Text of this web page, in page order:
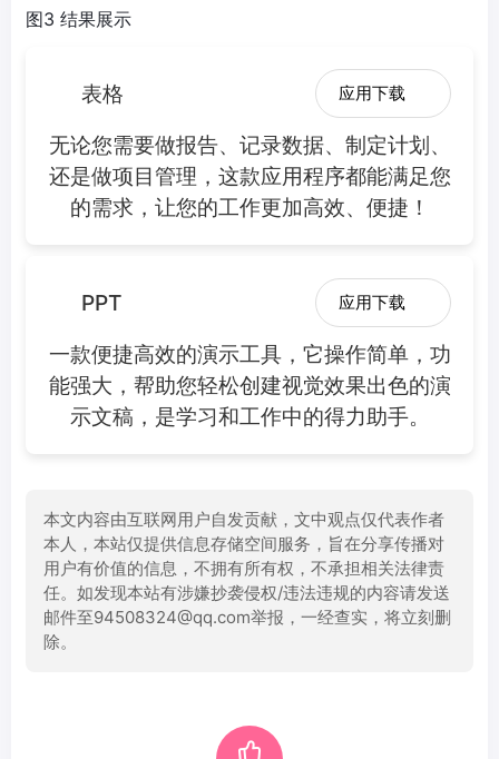
图3 结果展示
表格 应用下载
无论您需要做报告、记录数据、制定计划、
还是做项目管理，这款应用程序都能满足您
的需求，让您的工作更加高效、便捷！
PPT 应用下载
一款便捷高效的演示工具，它操作简单，功
能强大，帮助您轻松创建视觉效果出色的演
示文稿，是学习和工作中的得力助手。
本文内容由互联网用户自发贡献，文中观点仅代表作者
本人，本站仅提供信息存储空间服务，旨在分享传播对
用户有价值的信息，不拥有所有权，不承担相关法律责
任。如发现本站有涉嫌抄袭侵权/违法违规的内容请发送
邮件至94508324@qq.com举报，一经查实，将立刻删
除。